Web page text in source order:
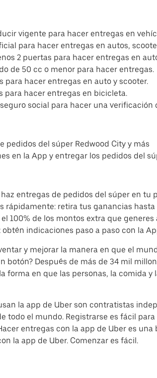
vigente para hacer entregas en
para hacer entregas en autos,
2 puertas para hacer entregas en
de 50 cc o menor para hacer entregas.
para hacer entregas en auto y scooter.
para hacer entregas en bicicleta.
social para hacer una verificación
pedidos del súper Redwood City y más
en la App y entregar los pedidos del
entregas de pedidos del súper en
rápidamente: retira tus ganancias
100% de los montos extra que
obtén indicaciones paso a paso con la
y mejorar la manera en que el
botón? Después de más de 34 mil
forma en que las personas, la comida
la app de Uber son contratistas
todo el mundo. Registrarse es fácil
entregas con la app de Uber es
la app de Uber. Comenzar es fácil.